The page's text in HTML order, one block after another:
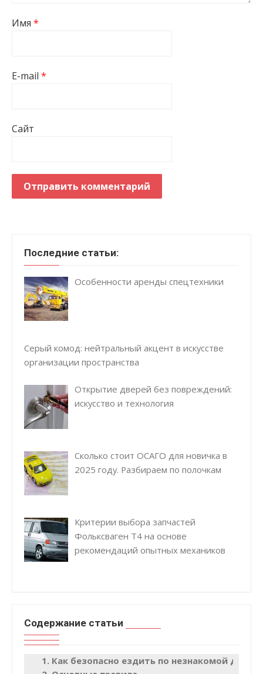
Имя *
E-mail *
Сайт
Последние статьи:
Особенности аренды спецтехники
Серый комод: нейтральный акцент в искусстве
организации пространства
Открытие дверей без повреждений:
искусство и технология
Сколько стоит ОСАГО для новичка в
2025 году. Разбираем по полочкам
Критерии выбора запчастей
Фольксваген Т4 на основе
рекомендаций опытных механиков
Содержание статьи
Как безопасно ездить по незнакомой дороге